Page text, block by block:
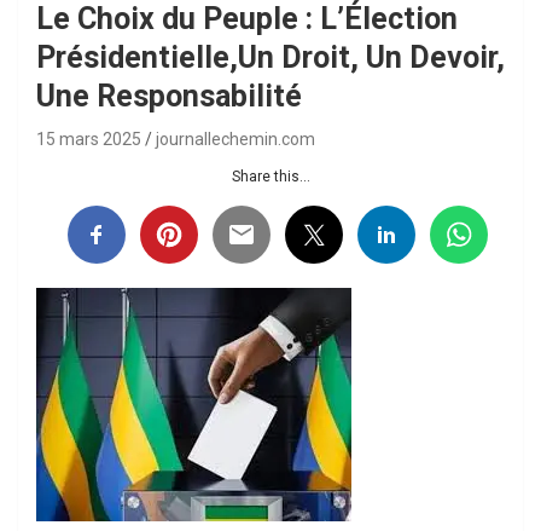
Le Choix du Peuple : L’Élection
Présidentielle,Un Droit, Un Devoir,
Une Responsabilité
15 mars 2025 journallechemin.com
Share this...